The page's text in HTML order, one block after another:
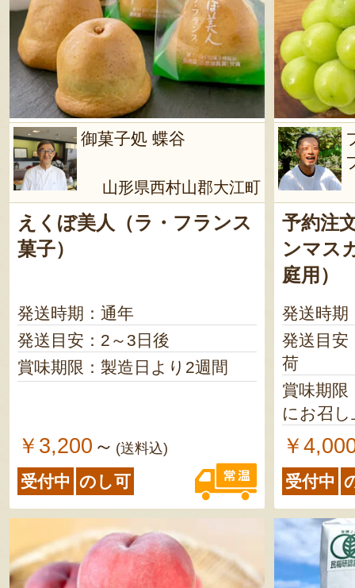
御菓子処 蝶谷
山形県西村山郡大江町
えくぼ美人（ラ・フランス
菓子）
発送時期：通年
発送目安：2～3日後
賞味期限：製造日より2週間
￥3,200 ～ (送料込)
受付中 のし可
予約注
ンマス
庭用）
発送時期
発送目安
荷
賞味期限
にお召
￥
受付中